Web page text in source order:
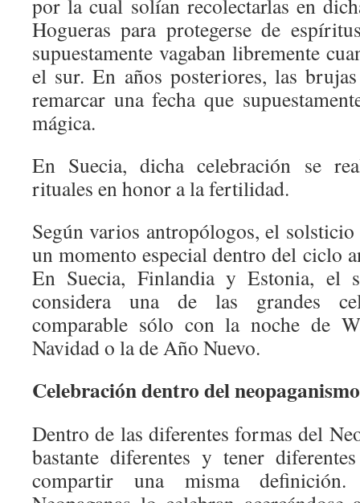
por la cual solían recolectarlas en
Hogueras para protegerse de
supuestamente vagaban libremente
el sur. En años posteriores, las
remarcar una fecha que
mágica.
En Suecia, dicha celebración se
rituales en honor a la fertilidad.
Según varios antropólogos, el
un momento especial dentro del ciclo
En Suecia, Finlandia y Estonia, el
considera una de las grandes
comparable sólo con la noche de
Navidad o la de Año Nuevo.
Celebración dentro del neopaganismo
Dentro de las diferentes formas del
bastante diferentes y tener
compartir una misma definición.